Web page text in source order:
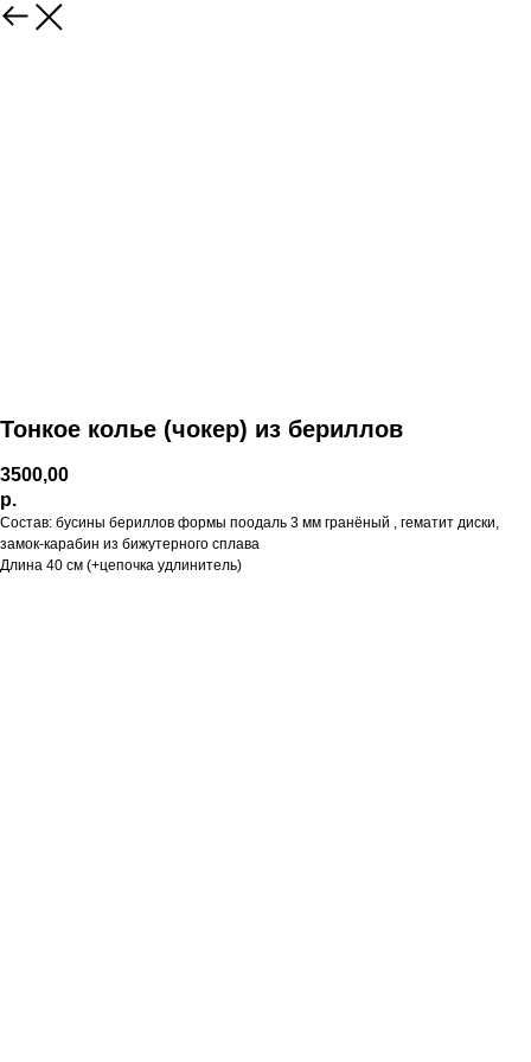
Тонкое колье (чокер) из бериллов
3500,00
р.
Состав: бусины бериллов формы поодаль 3 мм гранёный , гематит диски,
замок-карабин из бижутерного сплава
Длина 40 см (+цепочка удлинитель)